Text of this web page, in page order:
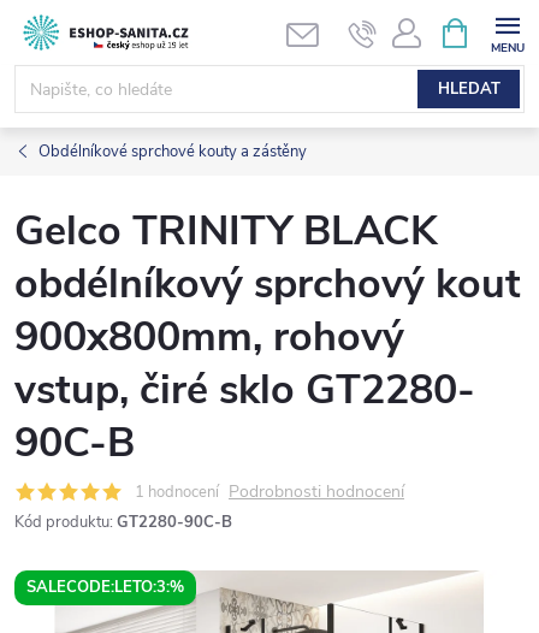
Přejít
obsah
HLEDAT
NÁKUPNÍ
KOŠÍK
Obdélníkové sprchové kouty a zástěny
Gelco TRINITY BLACK
obdélníkový sprchový kout
900x800mm, rohový
vstup, čiré sklo GT2280-
90C-B
1 hodnocení Podrobnosti hodnocení
Kód produktu: GT2280-90C-B
SALECODE:LETO:3:%